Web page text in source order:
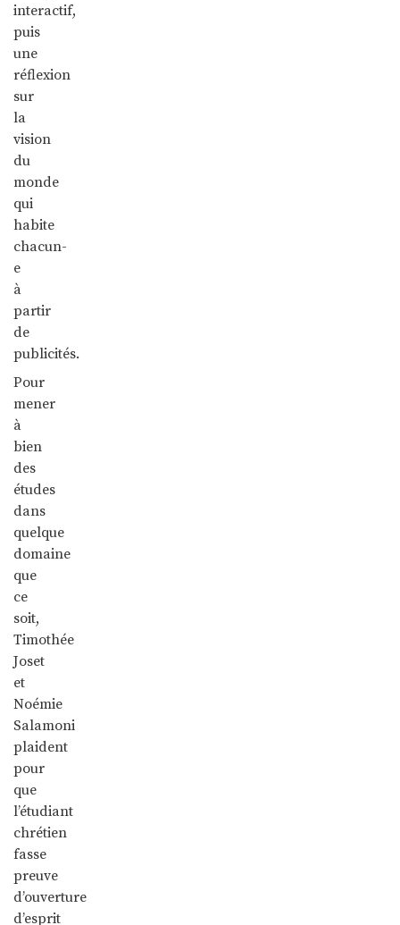
interactif,
puis
une
réflexion
sur
la
vision
du
monde
qui
habite
chacun-
e
à
partir
de
publicités.
Pour
mener
à
bien
des
études
dans
quelque
domaine
que
ce
soit,
Timothée
Joset
et
Noémie
Salamoni
plaident
pour
que
l’étudiant
chrétien
fasse
preuve
d’ouverture
d’esprit